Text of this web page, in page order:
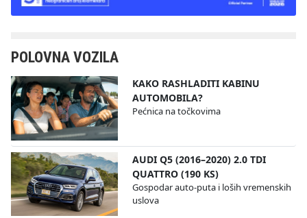
POLOVNA VOZILA
KAKO RASHLADITI KABINU
AUTOMOBILA?
Pećnica na točkovima
AUDI Q5 (2016–2020) 2.0 TDI
QUATTRO (190 KS)
Gospodar auto-puta i loših vremenskih
uslova